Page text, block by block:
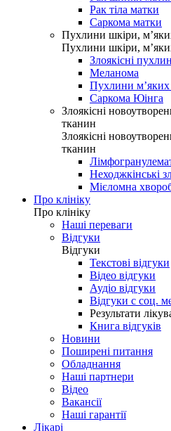
Рак тіла матки
Саркома матки
Пухлини шкіри,
Пухлини шкіри,
Злоякісні
Меланома
Пухлини
Саркома Юінга
Злоякісні
тканин
Злоякісні
тканин
Неходжкінські
Мієломна
Про клініку
Про клініку
Наші переваги
Відгуки
Відгуки
Текстові відгуки
Відео відгуки
Аудіо відгуки
Відгуки с соц.
Результати
Книга відгуків
Новини
Поширені питання
Обладнання
Наші партнери
Відео
Вакансії
Наші гарантії
Лікарі